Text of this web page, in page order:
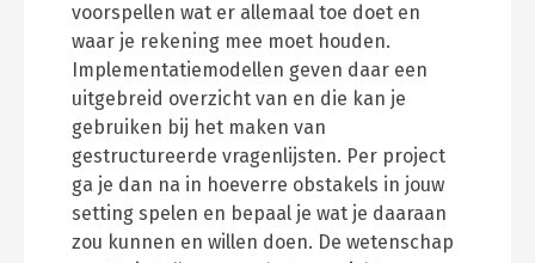
voorspellen wat er allemaal toe doet en
waar je rekening mee moet houden.
Implementatiemodellen geven daar een
uitgebreid overzicht van en die kan je
gebruiken bij het maken van
gestructureerde vragenlijsten. Per project
ga je dan na in hoeverre obstakels in jouw
setting spelen en bepaal je wat je daaraan
zou kunnen en willen doen. De wetenschap